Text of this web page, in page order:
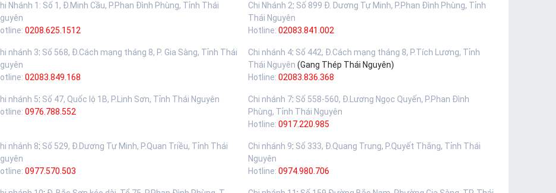
Nhánh 1 : Số 1, Đ.Minh Cầu, P.Phan Đình Phùng, Tỉnh Thái
0208.625.1512
Chi Nhánh 2: Số 899 Đ. Dương Tự Minh, P.Phan Đình Phùng, Tỉnh
Thái Nguyên
Hotline: 02083.841.002
nhánh 3: Số 568, Đ.Cách mạng tháng 8, P. Gia Sàng, Tỉnh Thái
02083.849.168
Chi nhánh 4: Số 442, Đ.Cách mạng tháng 8, P.Tích Lương, Tỉnh
Thái Nguyên (Gang Thép Thái Nguyên)
Hotline: 02083.836.368
nhánh 5: Số 47, Quốc lộ 1B, P.Linh Sơn, Tỉnh Thái Nguyên
0976.788.552
Chi nhánh 7: Số 558-560, Đ.Lương Ngọc Quyến, P.Phan Đình
Phùng, Tỉnh Thái Nguyên
Hotline: 0917.220.985
nhánh 8: Số 529, Đ.Dương Tự Minh, P.Quan Triều, Tỉnh Thái
0977.570.503
Chi nhánh 9: Số 333, Đ.Quang Trung, P.Quyết Thắng, Tỉnh Thái
Nguyên
Hotline: 0974.980.706